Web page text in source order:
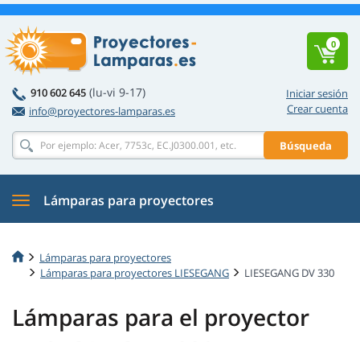
Iniciar sesión
Crear cuenta
910 602 645 (lu-vi 9-17)
info@proyectores-lamparas.es
Búsqueda
0
Lámparas para proyectores
Lámparas para proyectores
Lámparas para proyectores LIESEGANG
LIESEGANG DV 330
Lámparas para el proyector